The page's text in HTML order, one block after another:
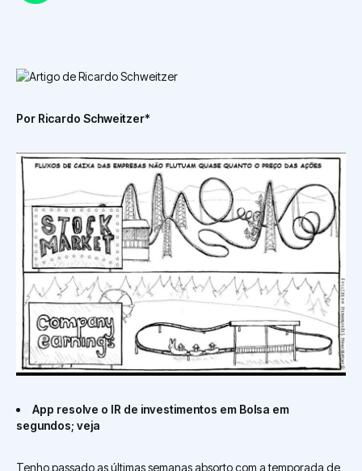
Por Ricardo Schweitzer*
App resolve o IR de investimentos em Bolsa em
segundos; veja
Tenho passado as últimas semanas absorto com a temporada de